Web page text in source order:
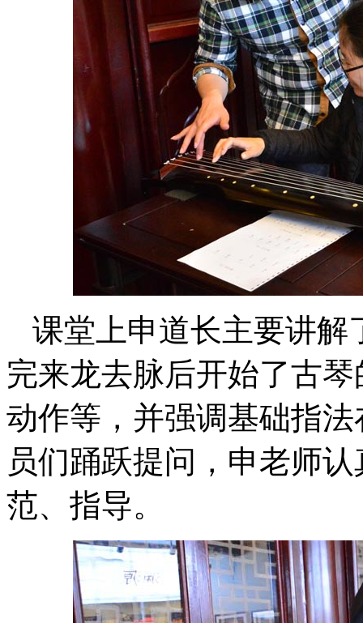
课堂上申道长主要讲解
完来龙去脉后开始了古
动作等，并强调基础指
员们踊跃提问，申老师
范、指导。